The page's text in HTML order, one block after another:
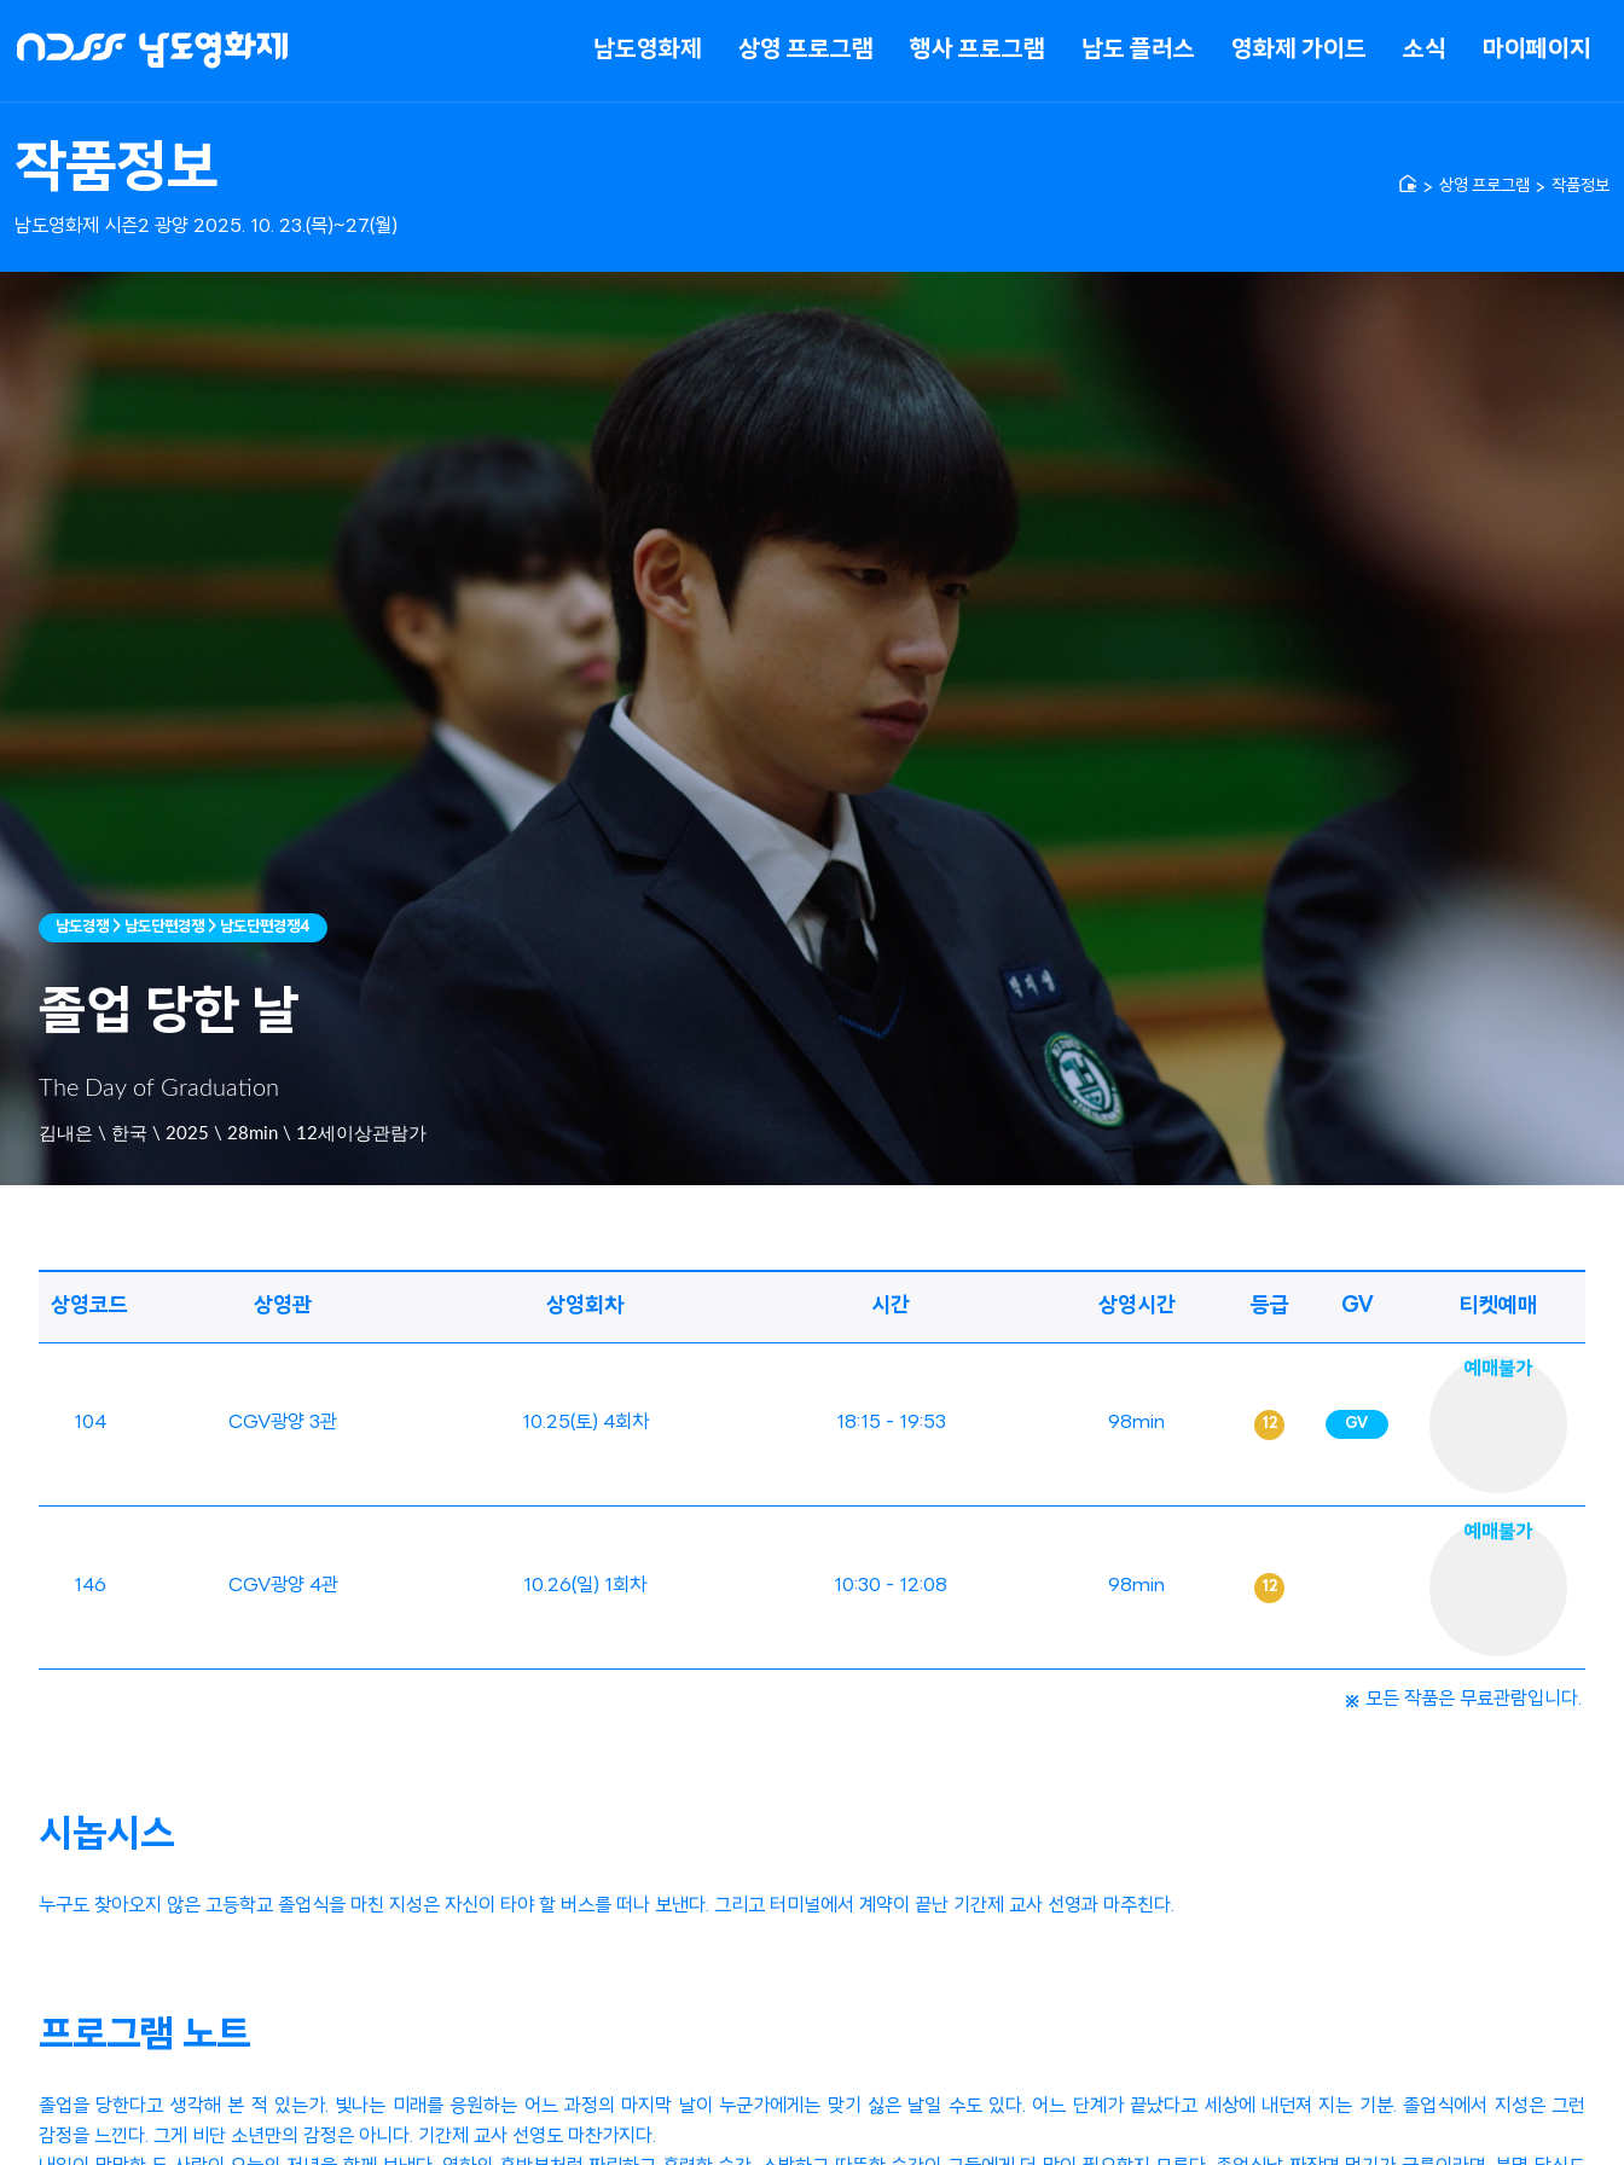
NDFF
남도영화제
시즌2
광양
남도영화제 상영 프로그램 행사 프로그램 남도 플러스 영화제 가이드 소식 마이페이지
작품정보
남도영화제 시즌2 광양 2025. 10. 23.(목)~27.(월)
상영 프로그램 작품정보
남도경쟁 > 남도단편경쟁 > 남도단편경쟁4
졸업 당한 날
The Day of Graduation
김내은 \ 한국 \ 2025 \ 28min \ 12세이상관람가
상영코드 상영관 상영회차 시간 상영시간 등급 GV 티켓예매
104 CGV광양 3관 10.25(토) 4회차 18:15 - 19:53 98min GV
예매불가
146 CGV광양 4관 10.26(일) 1회차 10:30 - 12:08 98min
예매불가
모든 작품은 무료관람입니다.
시놉시스
누구도 찾아오지 않은 고등학교 졸업식을 마친 지성은 자신이 타야 할 버스를 떠나 보낸다. 그리고 터미널에서 계약이 끝난 기간제 교사 선영과 마주친다.
프로그램 노트
졸업을 당한다고 생각해 본 적 있는가. 빛나는 미래를 응원하는 어느 과정의 마지막 날이 누군가에게는 맞기 싫은 날일 수도 있다. 어느 단계가 끝났다고 세상에 내던져 지는 기분. 졸업식에서 지성은 그런
감정을 느낀다. 그게 비단 소년만의 감정은 아니다. 기간제 교사 선영도 마찬가지다.